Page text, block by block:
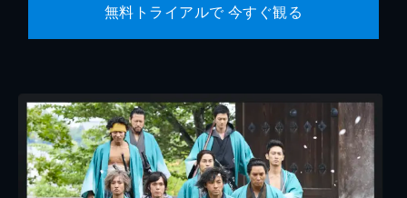
無料トライアルで 今すぐ観る